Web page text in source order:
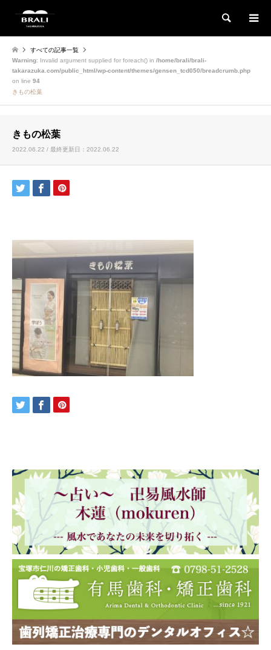
検索
すべての記事一覧
Warning: Invalid argument supplied for foreach() in /home/brali/brali-
takarazuka.com/public_html/wp-content/themes/gensen_tcd050/breadcrumb.php
on line 94
きもの松葉
きもの松葉
2022.06.22 / 最終更新日：2022.06.22